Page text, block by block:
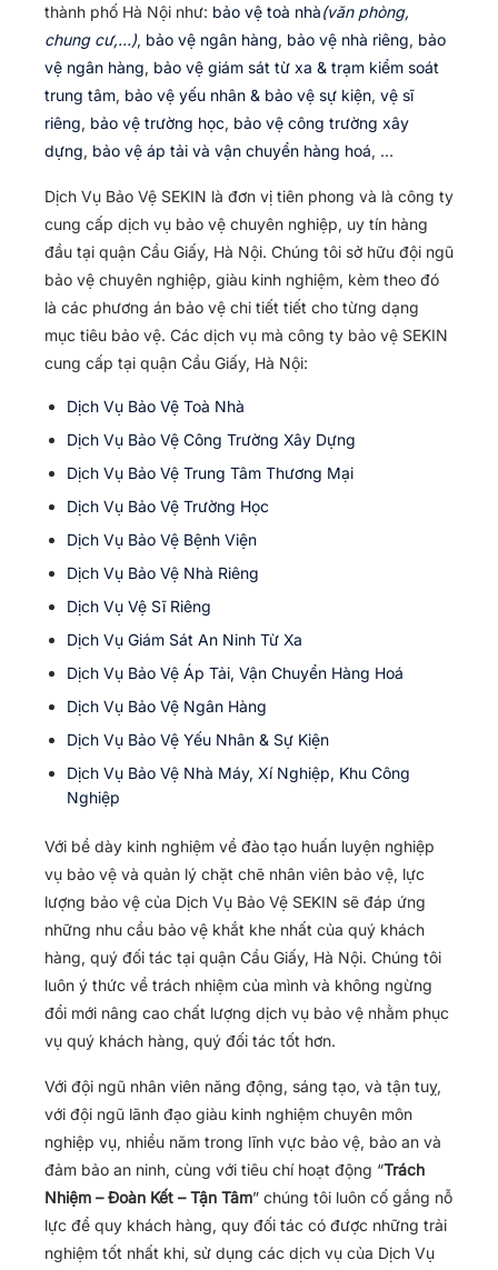
thành phố Hà Nội như: bảo vệ toà nhà(văn phòng,
chung cư,…), bảo vệ ngân hàng, bảo vệ nhà riêng, bảo
vệ ngân hàng, bảo vệ giám sát từ xa & trạm kiểm soát
trung tâm, bảo vệ yếu nhân & bảo vệ sự kiện, vệ sĩ
riêng, bảo vệ trường học, bảo vệ công trường xây
dựng, bảo vệ áp tải và vận chuyển hàng hoá, …
Dịch Vụ Bảo Vệ SEKIN là đơn vị tiên phong và là công ty
cung cấp dịch vụ bảo vệ chuyên nghiệp, uy tín hàng
đầu tại quận Cầu Giấy, Hà Nội. Chúng tôi sở hữu đội ngũ
bảo vệ chuyên nghiệp, giàu kinh nghiệm, kèm theo đó
là các phương án bảo vệ chi tiết tiết cho từng dạng
mục tiêu bảo vệ. Các dịch vụ mà công ty bảo vệ SEKIN
cung cấp tại quận Cầu Giấy, Hà Nội:
Dịch Vụ Bảo Vệ Toà Nhà
Dịch Vụ Bảo Vệ Công Trường Xây Dựng
Dịch Vụ Bảo Vệ Trung Tâm Thương Mại
Dịch Vụ Bảo Vệ Trường Học
Dịch Vụ Bảo Vệ Bệnh Viện
Dịch Vụ Bảo Vệ Nhà Riêng
Dịch Vụ Vệ Sĩ Riêng
Dịch Vụ Giám Sát An Ninh Từ Xa
Dịch Vụ Bảo Vệ Áp Tải, Vận Chuyển Hàng Hoá
Dịch Vụ Bảo Vệ Ngân Hàng
Dịch Vụ Bảo Vệ Yếu Nhân & Sự Kiện
Dịch Vụ Bảo Vệ Nhà Máy, Xí Nghiệp, Khu Công
Nghiệp
Với bề dày kinh nghiệm về đào tạo huấn luyện nghiệp
vụ bảo vệ và quản lý chặt chẽ nhân viên bảo vệ, lực
lượng bảo vệ của Dịch Vụ Bảo Vệ SEKIN sẽ đáp ứng
những nhu cầu bảo vệ khắt khe nhất của quý khách
hàng, quý đối tác tại quận Cầu Giấy, Hà Nội. Chúng tôi
luôn ý thức về trách nhiệm của mình và không ngừng
đổi mới nâng cao chất lượng dịch vụ bảo vệ nhằm phục
vụ quý khách hàng, quý đối tác tốt hơn.
Với đội ngũ nhân viên năng động, sáng tạo, và tận tuỵ,
với đội ngũ lãnh đạo giàu kinh nghiệm chuyên môn
nghiệp vụ, nhiều năm trong lĩnh vực bảo vệ, bảo an và
đảm bảo an ninh, cùng với tiêu chí hoạt động “Trách
Nhiệm – Đoàn Kết – Tận Tâm” chúng tôi luôn cố gắng nỗ
lực để quy khách hàng, quy đối tác có được những trải
nghiệm tốt nhất khi, sử dụng các dịch vụ của Dịch Vụ